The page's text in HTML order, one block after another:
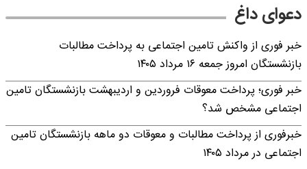
دعوای داغ
خبر فوری از واکنش تامین اجتماعی به پرداخت مطالبات
بازنشستگان امروز جمعه ۱۶ مرداد ۱۴۰۵
خبر فوری؛ پرداخت معوقات فروردین و اردیبهشت بازنشستگان تامین
اجتماعی مشخص شد؟
خبرفوری از پرداخت مطالبات و معوقات دو ماهه بازنشستگان تامین
اجتماعی در مرداد ۱۴۰۵